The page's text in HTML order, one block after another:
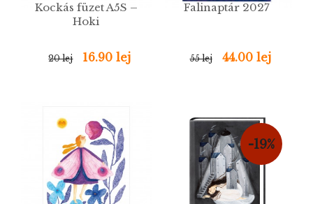
Kockás füzet A5S –
Hoki
20 lej 16.90 lej
Falinaptár 2027
55 lej 44.00 lej
-19%